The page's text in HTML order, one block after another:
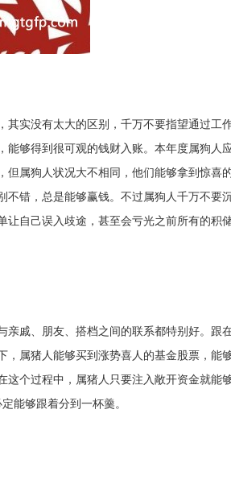
实没有太大的区别，千万不要指望通过工
够得到很可观的钱财入账。本年度属狗人
属狗人状况大不相同，他们能够拿到惊喜
不错，总是能够赢钱。不过属狗人千万不要
自己误入歧途，甚至会亏光之前所有的积
戚、朋友、搭档之间的联系都特别好。跟
属猪人能够买到涨势喜人的基金股票，能
个过程中，属猪人只要注入敞开资金就能
能够跟着分到一杯羹。